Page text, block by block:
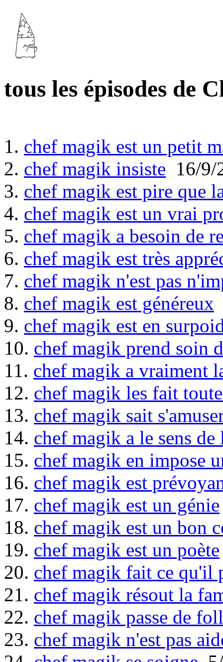
tous les épisodes de
1. chef magik est un petit
2. chef magik insiste 16/9/
3. chef magik est pire que
4. chef magik est un vrai
5. chef magik a besoin de
6. chef magik est très
7. chef magik n'est pas
8. chef magik est généreux
9. chef magik est en
10. chef magik prend soin
11. chef magik a vraiment
12. chef magik les fait
13. chef magik sait
14. chef magik a le sens
15. chef magik en impose
16. chef magik est
17. chef magik est un génie
18. chef magik est un bon
19. chef magik est un poète
20. chef magik fait ce qu'il
21. chef magik résout la
22. chef magik passe de
23. chef magik n'est pas